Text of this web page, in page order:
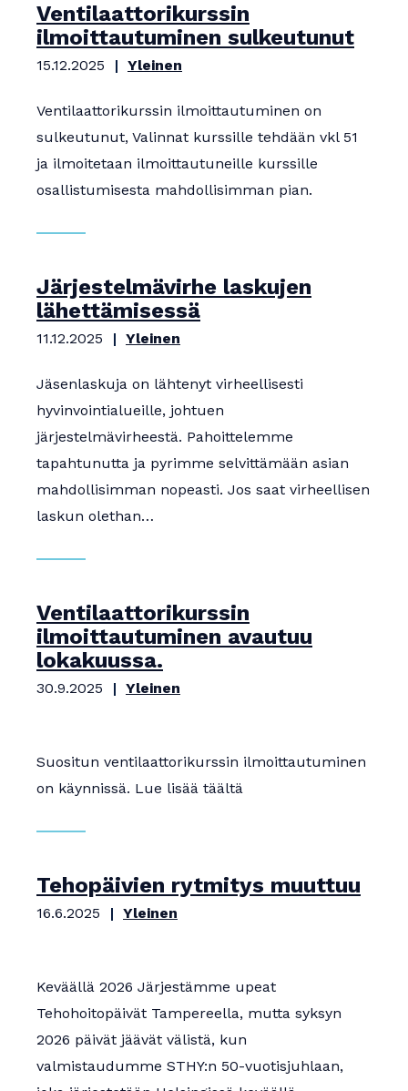
Ventilaattorikurssin
ilmoittautuminen sulkeutunut
15.12.2025 Yleinen
Ventilaattorikurssin ilmoittautuminen on
sulkeutunut, Valinnat kurssille tehdään vkl 51
ja ilmoitetaan ilmoittautuneille kurssille
osallistumisesta mahdollisimman pian.
Järjestelmävirhe laskujen
lähettämisessä
11.12.2025 Yleinen
Jäsenlaskuja on lähtenyt virheellisesti
hyvinvointialueille, johtuen
järjestelmävirheestä. Pahoittelemme
tapahtunutta ja pyrimme selvittämään asian
mahdollisimman nopeasti. Jos saat virheellisen
laskun olethan…
Ventilaattorikurssin
ilmoittautuminen avautuu
lokakuussa.
30.9.2025 Yleinen
Suositun ventilaattorikurssin ilmoittautuminen
on käynnissä. Lue lisää täältä
Tehopäivien rytmitys muuttuu
16.6.2025 Yleinen
Keväällä 2026 Järjestämme upeat
Tehohoitopäivät Tampereella, mutta syksyn
2026 päivät jäävät välistä, kun
valmistaudumme STHY:n 50-vuotisjuhlaan,